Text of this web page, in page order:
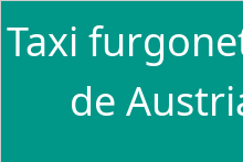
Taxi
de